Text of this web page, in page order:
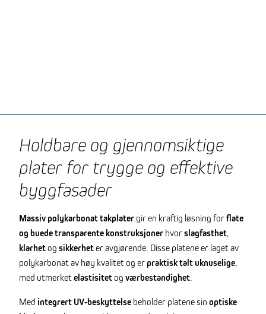
Holdbare og gjennomsiktige
plater for trygge og effektive
byggfasader
Massiv polykarbonat takplatergir en kraftig løsning forflate
og buede transparente konstruksjoner hvorslagfasthet,
klarhetog sikkerheter avgjørende. Disse platene er laget av
polykarbonat av høy kvalitet og erpraktisk talt uknuselige,
med utmerket elastisitetog værbestandighet.
Med integrert UV-beskyttelse beholder platene sin optiske